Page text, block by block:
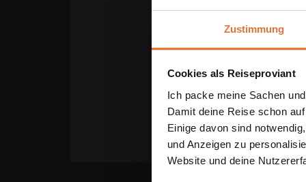
Zustimmung
Cookies als Reiseproviant
Ich packe meine Sachen
Damit deine Reise schon
Einige davon sind
und Anzeigen zu
Website und deine
Auch wenn
dessen
1:18 Std. |